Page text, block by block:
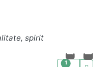
spirit
1